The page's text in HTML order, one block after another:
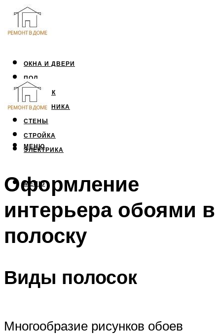
ОКНА И ДВЕРИ
ПОЛ
ПОТОЛОК
САНТЕХНИКА
СТЕНЫ
СТРОЙКА
ЭЛЕКТРИКА
МЕНЮ
МЕНЮ
Оформление
интерьера обоями в
полоску
Виды полосок
Многообразие рисунков обоев